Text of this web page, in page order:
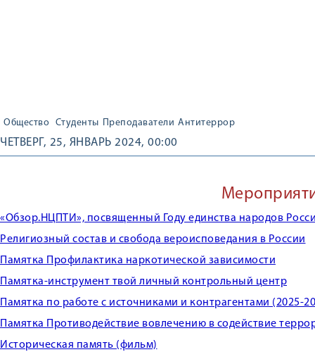
Общество Студенты Преподаватели Антитеррор
ЧЕТВЕРГ, 25, ЯНВАРЬ 2024, 00:00
«Обзор.НЦПТИ», посвященный Году единства народов
Религиозный состав и свобода вероисповедания в России
Памятка Профилактика наркотической зависимости
Памятка-инструмент твой личный контрольный центр
Памятка по работе с источниками и контрагентами (2025-
Памятка Противодействие вовлечению в содействие
Историческая память (фильм)